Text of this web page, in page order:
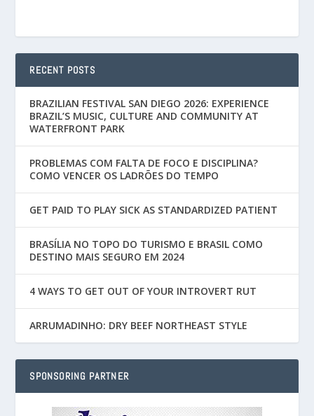
RECENT POSTS
BRAZILIAN FESTIVAL SAN DIEGO 2026: EXPERIENCE
BRAZIL’S MUSIC, CULTURE AND COMMUNITY AT
WATERFRONT PARK
PROBLEMAS COM FALTA DE FOCO E DISCIPLINA?
COMO VENCER OS LADRÕES DO TEMPO
GET PAID TO PLAY SICK AS STANDARDIZED PATIENT
BRASÍLIA NO TOPO DO TURISMO E BRASIL COMO
DESTINO MAIS SEGURO EM 2024
4 WAYS TO GET OUT OF YOUR INTROVERT RUT
ARRUMADINHO: DRY BEEF NORTHEAST STYLE
SPONSORING PARTNER